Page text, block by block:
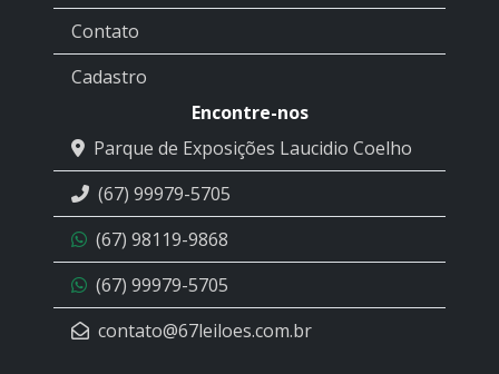
Contato
Cadastro
Encontre-nos
Parque de Exposições Laucidio Coelho
(67) 99979-5705
(67) 98119-9868
(67) 99979-5705
contato@67leiloes.com.br